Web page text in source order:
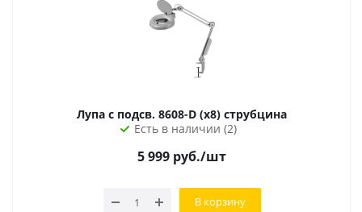
Лупа с подсв. 8608-D (х8) струбцина
Есть в наличии (2)
5 999 руб./шт
В корзину